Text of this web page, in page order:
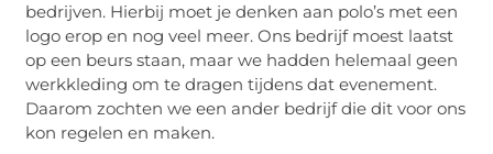
bedrijven. Hierbij moet je denken aan polo’s met een
logo erop en nog veel meer. Ons bedrijf moest laatst
op een beurs staan, maar we hadden helemaal geen
werkkleding om te dragen tijdens dat evenement.
Daarom zochten we een ander bedrijf die dit voor ons
kon regelen en maken.